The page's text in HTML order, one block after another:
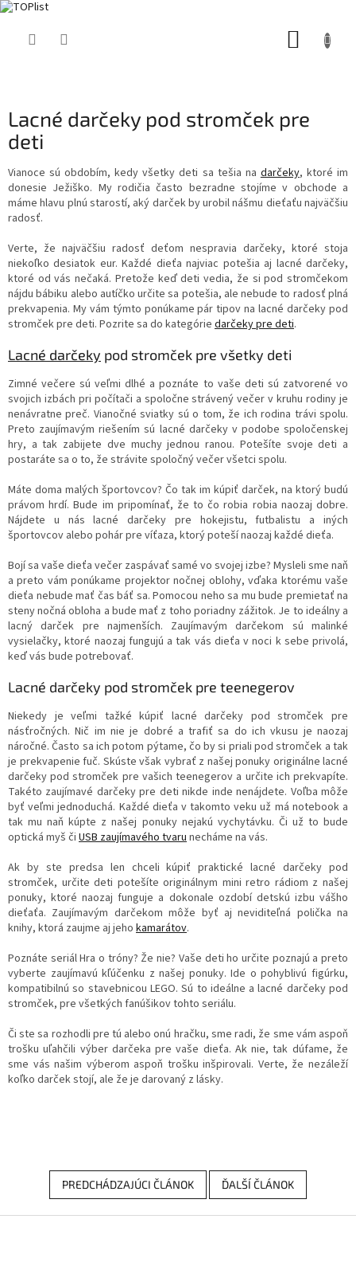
Lacné darčeky pod stromček pre
deti
Vianoce sú obdobím, kedy všetky deti sa tešia na darčeky, ktoré im
donesie Ježiško. My rodičia často bezradne stojíme v obchode a
máme hlavu plnú starostí, aký darček by urobil nášmu dieťaťu najväčšiu
radosť.
Verte, že najväčšiu radosť deťom nespravia darčeky, ktoré stoja
niekoľko desiatok eur. Každé dieťa najviac potešia aj lacné darčeky,
ktoré od vás nečaká. Pretože keď deti vedia, že si pod stromčekom
nájdu bábiku alebo autíčko určite sa potešia, ale nebude to radosť plná
prekvapenia. My vám týmto ponúkame pár tipov na lacné darčeky pod
stromček pre deti. Pozrite sa do kategórie darčeky pre deti.
Lacné darčeky pod stromček pre všetky deti
Zimné večere sú veľmi dlhé a poznáte to vaše deti sú zatvorené vo
svojich izbách pri počítači a spoločne strávený večer v kruhu rodiny je
nenávratne preč. Vianočné sviatky sú o tom, že ich rodina trávi spolu.
Preto zaujímavým riešením sú lacné darčeky v podobe spoločenskej
hry, a tak zabijete dve muchy jednou ranou. Potešíte svoje deti a
postaráte sa o to, že strávite spoločný večer všetci spolu.
Máte doma malých športovcov? Čo tak im kúpiť darček, na ktorý budú
právom hrdí. Bude im pripomínať, že to čo robia robia naozaj dobre.
Nájdete u nás lacné darčeky pre hokejistu, futbalistu a iných
športovcov alebo pohár pre víťaza, ktorý poteší naozaj každé dieťa.
Bojí sa vaše dieťa večer zaspávať samé vo svojej izbe? Mysleli sme naň
a preto vám ponúkame projektor nočnej oblohy, vďaka ktorému vaše
dieťa nebude mať čas báť sa. Pomocou neho sa mu bude premietať na
steny nočná obloha a bude mať z toho poriadny zážitok. Je to ideálny a
lacný darček pre najmenších. Zaujímavým darčekom sú malinké
vysielačky, ktoré naozaj fungujú a tak vás dieťa v noci k sebe privolá,
keď vás bude potrebovať.
Lacné darčeky pod stromček pre teenegerov
Niekedy je veľmi tažké kúpiť lacné darčeky pod stromček pre
násťročných. Nič im nie je dobré a trafiť sa do ich vkusu je naozaj
náročné. Často sa ich potom pýtame, čo by si priali pod stromček a tak
je prekvapenie fuč. Skúste však vybrať z našej ponuky originálne lacné
darčeky pod stromček pre vašich teenegerov a určite ich prekvapíte.
Takéto zaujímavé darčeky pre deti nikde inde nenájdete. Voľba môže
byť veľmi jednoduchá. Každé dieťa v takomto veku už má notebook a
tak mu naň kúpte z našej ponuky nejakú vychytávku. Či už to bude
optická myš či USB zaujímavého tvaru necháme na vás.
Ak by ste predsa len chceli kúpiť praktické lacné darčeky pod
stromček, určite deti potešíte originálnym mini retro rádiom z našej
ponuky, ktoré naozaj funguje a dokonale ozdobí detskú izbu vášho
dieťaťa. Zaujímavým darčekom môže byť aj neviditeľná polička na
knihy, ktorá zaujme aj jeho kamarátov.
Poznáte seriál Hra o tróny? Že nie? Vaše deti ho určite poznajú a preto
vyberte zaujímavú kľúčenku z našej ponuky. Ide o pohyblivú figúrku,
kompatibilnú so stavebnicou LEGO. Sú to ideálne a lacné darčeky pod
stromček, pre všetkých fanúšikov tohto seriálu.
Či ste sa rozhodli pre tú alebo onú hračku, sme radi, že sme vám aspoň
trošku uľahčili výber darčeka pre vaše dieťa. Ak nie, tak dúfame, že
sme vás našim výberom aspoň trošku inšpirovali. Verte, že nezáleží
koľko darček stojí, ale že je darovaný z lásky.
PREDCHÁDZAJÚCI ČLÁNOK ĎALŠÍ ČLÁNOK